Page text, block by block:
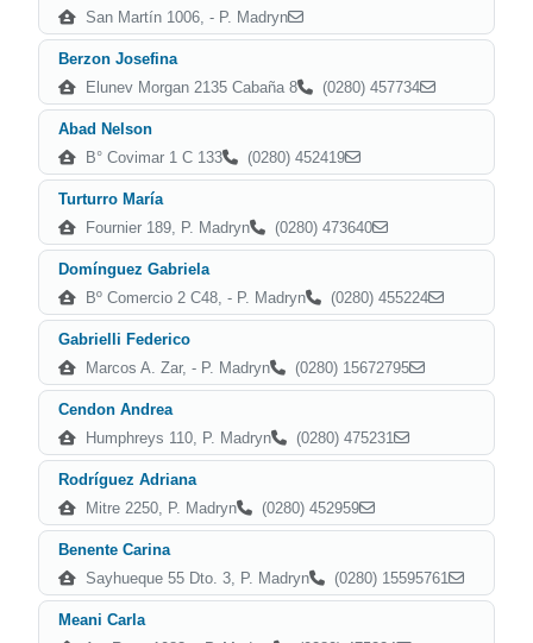
San Martín 1006, - P. Madryn
Berzon Josefina
Elunev Morgan 2135 Cabaña 8
(0280) 457734
Abad Nelson
B° Covimar 1 C 133
(0280) 452419
Turturro María
Fournier 189, P. Madryn
(0280) 473640
Domínguez Gabriela
Bº Comercio 2 C48, - P. Madryn
(0280) 455224
Gabrielli Federico
Marcos A. Zar, - P. Madryn
(0280) 15672795
Cendon Andrea
Humphreys 110, P. Madryn
(0280) 475231
Rodríguez Adriana
Mitre 2250, P. Madryn
(0280) 452959
Benente Carina
Sayhueque 55 Dto. 3, P. Madryn
(0280) 15595761
Meani Carla